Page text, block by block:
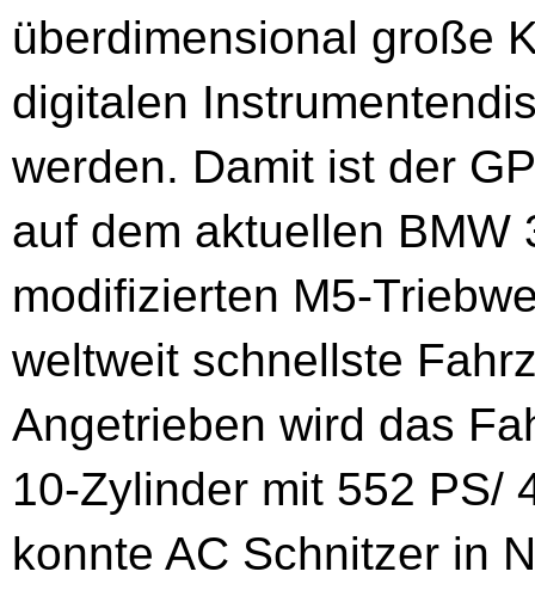
überdimensional große
digitalen
werden. Damit ist der
auf dem aktuellen BMW
modifizierten M5-
weltweit schnellste
Angetrieben wird das
10-Zylinder mit 552 PS/
konnte AC Schnitzer in